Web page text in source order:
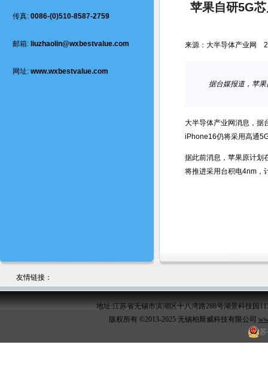
传真: 0086-(0)510-8587-2759
邮箱: liuzhaolin@wxbestvalue.com
网址: www.wxbestvalue.com
苹果自研5G芯
来源： 大半导体产业网
据台媒报道，苹
大半导体产业网消息，据
iPhone16仍将采用高通
据此前消息，苹果原计划
将推进采用台积电4nm，
友情链接：
地址:江苏省无锡市滨湖区十八湾路288号湖景科技园
版权所有 ©2013-2025 无锡柏斯威科技有限公司